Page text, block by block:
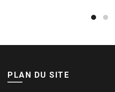
PLAN DU SITE